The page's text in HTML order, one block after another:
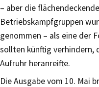
– aber die
Betriebskampfgruppen
genommen – als eine der
sollten künftig verhindern,
Aufruhr heranreifte.
Die Ausgabe vom 10. Mai